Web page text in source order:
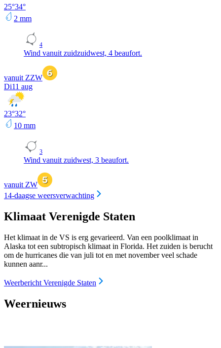
25°34°
2 mm
4
Wind vanuit zuidzuidwest, 4 beaufort.
vanuit ZZW
Di11 aug
23°32°
10 mm
3
Wind vanuit zuidwest, 3 beaufort.
vanuit ZW
14-daagse weersverwachting
Klimaat Verenigde Staten
Het klimaat in de VS is erg gevarieerd. Van een poolklimaat in
Alaska tot een subtropisch klimaat in Florida. Het zuiden is berucht
om de hurricanes die van juli tot en met november veel schade
kunnen aanr...
Weerbericht Verenigde Staten
Weernieuws